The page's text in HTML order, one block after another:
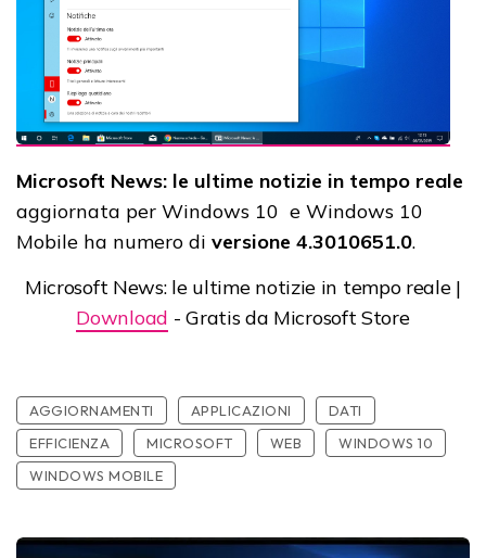
Microsoft News: le ultime notizie in tempo reale
aggiornata per Windows 10 e Windows 10
Mobile ha numero di versione 4.3010651.0.
Microsoft News: le ultime notizie in tempo reale |
Download - Gratis da Microsoft Store
AGGIORNAMENTI APPLICAZIONI
DATI
EFFICIENZA
MICROSOFT WEB
WINDOWS 10
WINDOWS MOBILE